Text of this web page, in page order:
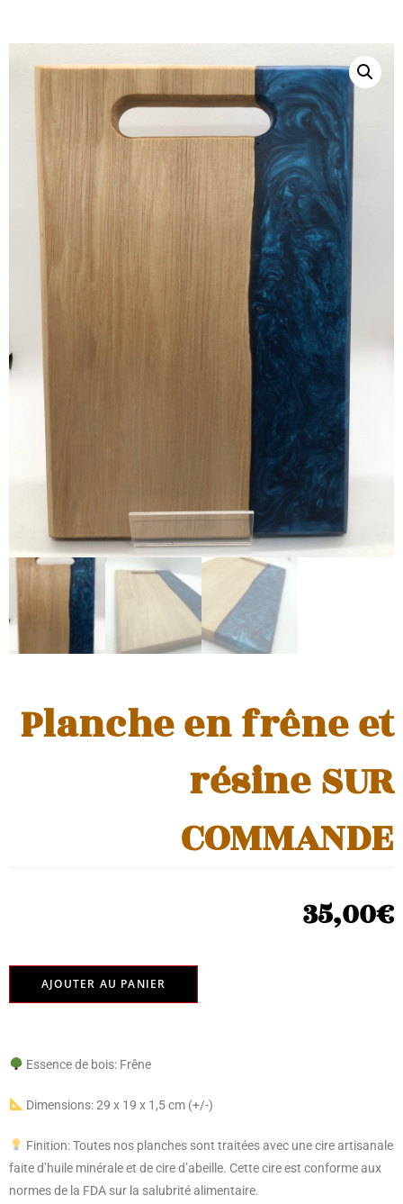
Planche en frêne et
résine SUR
COMMANDE
35,00€
AJOUTER AU PANIER
Essence de bois: Frêne
Dimensions: 29 x 19 x 1,5 cm (+/-)
Finition: Toutes nos planches sont traitées avec une cire artisanale
faite d’huile minérale et de cire d’abeille. Cette cire est conforme aux
normes de la FDA sur la salubrité alimentaire.